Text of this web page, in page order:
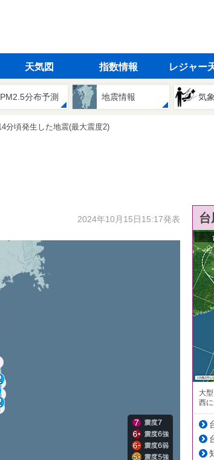
天気図 指数情報 レジャー
PM2.5分布予測 地震情報 気
分頃発生した地震(最大震度2)
2024年10月15日15:17発表
大
西